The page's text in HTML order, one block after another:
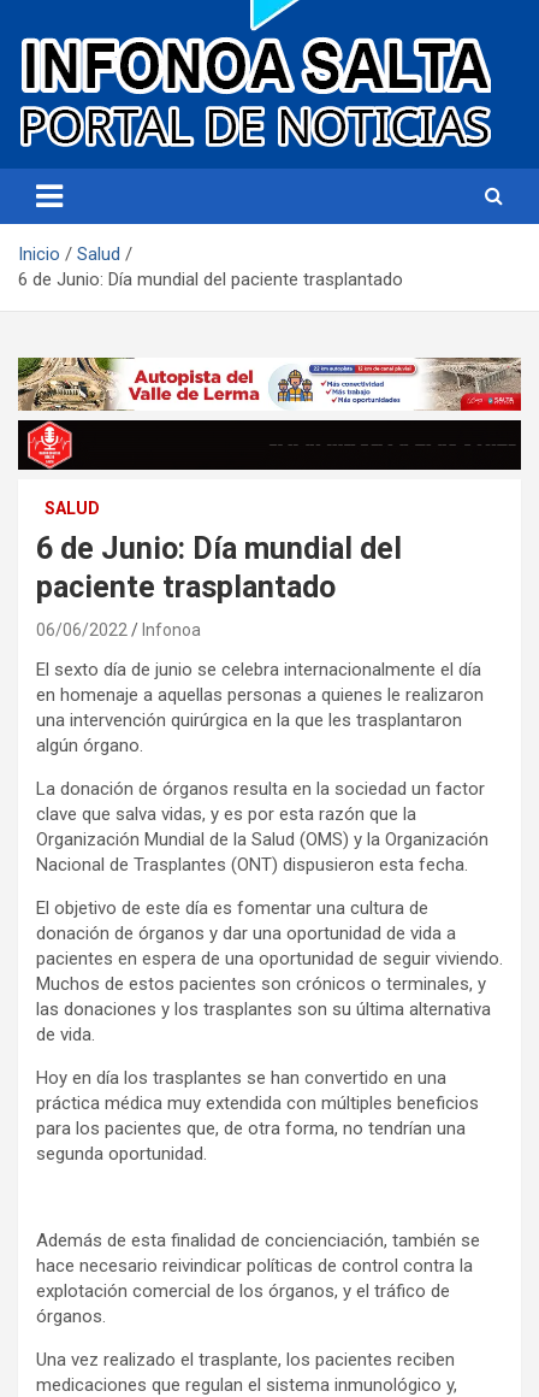
Infonoa Salta
Inicio
Salud
6 de Junio: Día mundial del paciente trasplantado
SALUD
6 de Junio: Día mundial del
paciente trasplantado
06/06/2022 Infonoa
El sexto día de junio se celebra internacionalmente el día
en homenaje a aquellas personas a quienes le realizaron
una intervención quirúrgica en la que les trasplantaron
algún órgano.
La donación de órganos resulta en la sociedad un factor
clave que salva vidas, y es por esta razón que la
Organización Mundial de la Salud (OMS) y la Organización
Nacional de Trasplantes (ONT) dispusieron esta fecha.
El objetivo de este día es fomentar una cultura de
donación de órganos y dar una oportunidad de vida a
pacientes en espera de una oportunidad de seguir viviendo.
Muchos de estos pacientes son crónicos o terminales, y
las donaciones y los trasplantes son su última alternativa
de vida.
Hoy en día los trasplantes se han convertido en una
práctica médica muy extendida con múltiples beneficios
para los pacientes que, de otra forma, no tendrían una
segunda oportunidad.
Además de esta finalidad de concienciación, también se
hace necesario reivindicar políticas de control contra la
explotación comercial de los órganos, y el tráfico de
órganos.
Una vez realizado el trasplante, los pacientes reciben
medicaciones que regulan el sistema inmunológico y,